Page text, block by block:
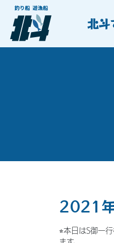
北斗
2021
⭐︎本日はS御一